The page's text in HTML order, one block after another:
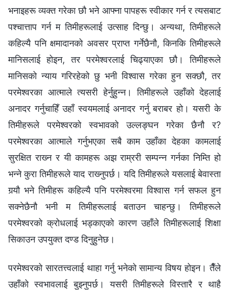
भनाइहरू व्यक्त गरेका छौ भने आफ्ना पापहरू स्वीकार गर्न र त्यसबाट
पश्‍चात्ताप गर्न म तिमीहरूलाई उत्साह दिन्छु। अन्यथा, तिमीहरूले
कहिल्यै पनि क्षमादानको अवसर प्राप्‍त गर्नेछैनौ, किनकि तिमीहरूले
मानिसलाई होइन, तर परमेश्‍वरलाई चिढ्याएका छौ। तिमीहरूले
मानिसको न्याय गरिरहेको छु भनी विश्‍वास गरेका हुन सक्छौ, तर
परमेश्‍वरका आत्माले त्यसरी हेर्नुहुन्‍न। तिमीहरूले उहाँको देहलाई
अनादर गर्नुचाहिँ उहाँ स्वयमलाई अनादर गर्नु बराबर हो। यसरी के
तिमीहरूले परमेश्‍वरको स्वभावको उल्‍लङ्घन गरेका छैनौ र?
परमेश्‍वरका आत्माले गर्नुभएका सबै काम उहाँका देहका कामलाई
सुरक्षित राख्‍न र यी कामहरू अझ राम्ररी सम्‍पन्‍न गर्नका निम्‍ति हो
भन्‍ने कुरा तिमीहरूले याद राख्‍नुपर्छ। यदि तिमीहरूले यसलाई बेवास्ता
गर्‍यौ भने तिमीहरू कहिल्यै पनि परमेश्‍वरमा विश्‍वास गर्न सफल हुन
सक्‍नेछैनौ भनी म तिमीहरूलाई बताउन चाहन्छु। तिमीहरूले
परमेश्‍वरको क्रोधलाई भड्काएको कारण उहाँले तिमीहरूलाई शिक्षा
सिकाउन उपयुक्त दण्ड दिनुहुनेछ।
परमेश्‍वरको सारतत्त्वलाई थाहा गर्नु भनेको सामान्य विषय होइन। तैँले
उहाँको स्वभावलाई बुझ्‍नुपर्छ। यसरी तिमीहरूले विस्तारै र थाहै